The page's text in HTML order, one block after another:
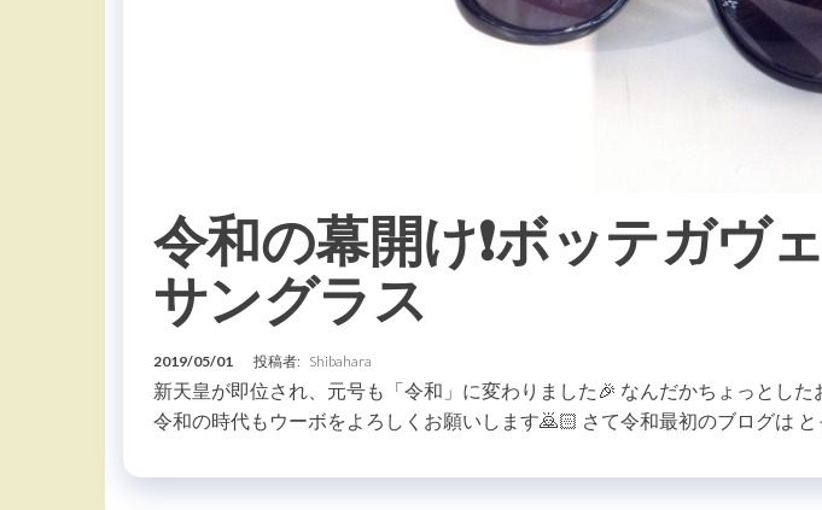
令和の幕開け❗️ボッテガヴ
サングラス
2019/05/01 投稿者: Shibahara
新天皇が即位され、元号も「令和」に変わりました🎉 なんだかちょっとした
令和の時代もウーボをよろしくお願いします🙇🏻 さて令和最初のブログは